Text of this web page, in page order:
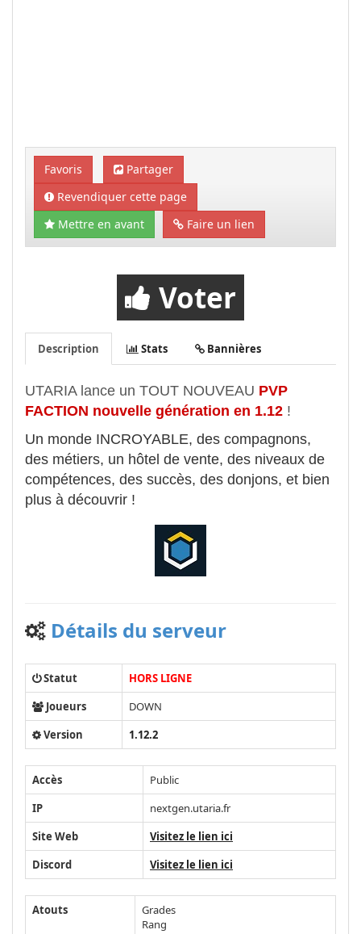
Favoris
Partager
Revendiquer cette page
Mettre en avant
Faire un lien
Voter
Description Stats Bannières
UTARIA lance un TOUT NOUVEAU PVP
FACTION nouvelle génération en 1.12 !
Un monde INCROYABLE, des compagnons,
des métiers, un hôtel de vente, des niveaux de
compétences, des succès, des donjons, et bien
plus à découvrir !
Détails du serveur
Statut
HORS LIGNE
Joueurs
DOWN
Version
1.12.2
Accès
Public
IP
nextgen.utaria.fr
Site Web
Visitez le lien ici
Discord
Visitez le lien ici
Atouts
Grades
Rang